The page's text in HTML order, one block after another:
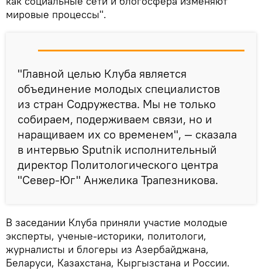
мировые процессы".
"Главной целью Клуба является
объединение молодых специалистов
из стран Содружества. Мы не только
собираем, подерживаем связи, но и
наращиваем их со временем", — сказала
в интервью Sputnik исполнительный
директор Политологического центра
"Север-Юг" Анжелика Трапезникова.
В заседании Клуба приняли участие молодые
эксперты, ученые-историки, политологи,
журналисты и блогеры из Азербайджана,
Беларуси, Казахстана, Кыргызстана и России.